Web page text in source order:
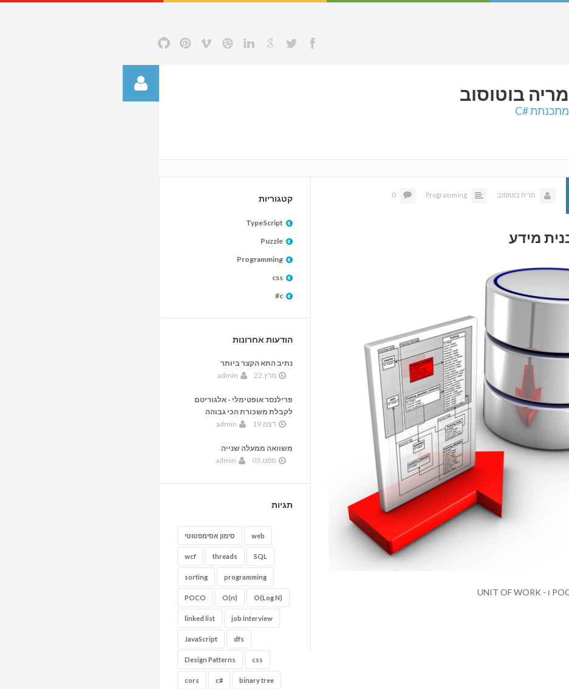
מריה בוטוסוב
מתכנתת #C
מריה בוטוסוב Programming
0 קטגוריות
TypeScript
Puzzle
Programming
css
c#
הודעות אחרונות
נתיב התא הקצר ביותר
מרץ.22
admin
פרילנסר אופטימלי - אלגוריטם
לקבלת משכורת הכי גבוהה
דצמ.19
admin
משוואה ממעלה שנייה
ספט.03
admin
תגיות
סימון אסימפטוטי web
wcf threads SQL
sorting programming
POCO O(n) O(Log N)
linked list job interview
JavaScript dfs
Design Patterns css
cors c# binary tree